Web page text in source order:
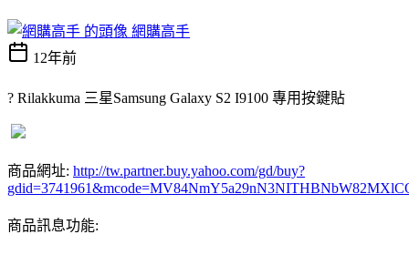
網購高手
12年前
? Rilakkuma 三星Samsung Galaxy S2 I9100 專用按鍵貼
商品網址: http://tw.partner.buy.yahoo.com/gd/buy?
商品訊息功能: